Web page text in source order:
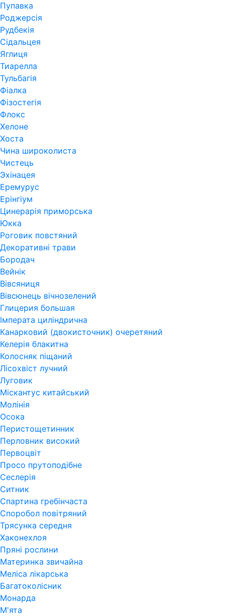
Пупавка
Роджерсія
Рудбекія
Сідальцея
Яглиця
Тиарелла
Тульбагія
Фіалка
Фізостегія
Флокс
Хелоне
Хоста
Чина широколиста
Чистець
Эхінацея
Еремурус
Ерінгіум
Цинерарія приморська
Юкка
Роговик повстяний
Декоративні трави
Бородач
Вейнік
Вівсяниця
Вівсюнець вічнозелений
Глицерия большая
Імперата циліндрична
Канарковий (двокисточник) очеретяний
Келерія блакитна
Колосняк піщаний
Лісохвіст лучний
Луговик
Міскантус китайський
Молінія
Осока
Перистощетинник
Перловник високий
Первоцвіт
Просо прутоподібне
Сеслерія
Ситник
Спартина гребінчаста
Споробол повітряний
Трясунка середня
Хаконехлоя
Пряні рослини
Материнка звичайна
Меліса лікарська
Багатоколісник
Монарда
М'ята